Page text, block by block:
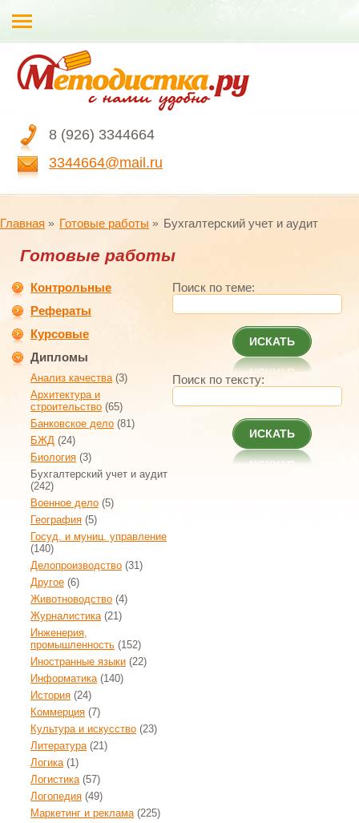
8 (926) 3344664
3344664@mail.ru
Главная Готовые работы Бухгалтерский учет и аудит
Готовые работы
Контрольные
Рефераты
Курсовые
Дипломы
Анализ качества(3)
Архитектура и
строительство (65)
Банковское дело (81)
БЖД (24)
Биология (3)
Бухгалтерский учет и аудит
(242)
Военное дело (5)
География (5)
Госуд. и муниц. управление
(140)
Делопроизводство (31)
Другое (6)
Животноводство (4)
Журналистика(21)
Инженерия,
промышленность (152)
Иностранные языки (22)
Информатика(140)
История (24)
Коммерция (7)
Культура и искусство (23)
Литература(21)
Логика(1)
Логистика(57)
Логопедия (49)
Маркетинг и реклама(225)
Поиск по теме:
ИСКАТЬ
Поиск по тексту:
ИСКАТЬ